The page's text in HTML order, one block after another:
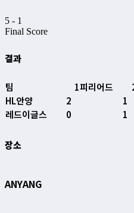
5 - 1
Final Score
결과
팀 1피리어드
HL안양
2 1
레드이글스
0 1
장소
ANYANG